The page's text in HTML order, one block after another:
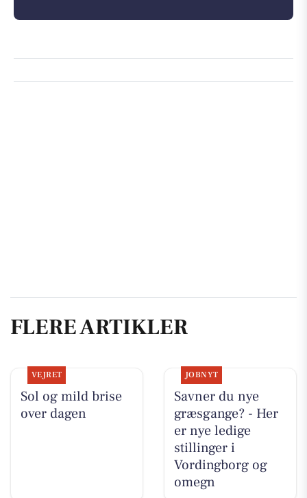
FLERE ARTIKLER
VEJRET
Sol og mild brise
over dagen
JOBNYT
Savner du nye
græsgange? - Her
er nye ledige
stillinger i
Vordingborg og
omegn